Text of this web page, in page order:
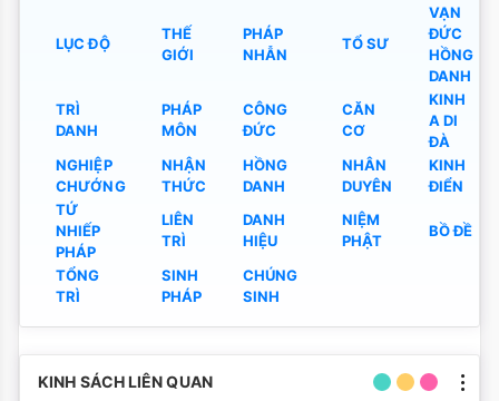
LỤC ĐỘ
THẾ
GIỚI
PHÁP
NHẪN
TỔ SƯ
VẠN
ĐỨC
HỒNG
DANH
TRÌ
DANH
PHÁP
MÔN
CÔNG
ĐỨC
CĂN
CƠ
KINH
A DI
ĐÀ
NGHIỆP
CHƯỚNG
NHẬN
THỨC
HỒNG
DANH
NHÂN
DUYÊN
KINH
ĐIỂN
TỨ
NHIẾP
PHÁP
LIÊN
TRÌ
DANH
HIỆU
NIỆM
PHẬT
BỒ ĐỀ
TỔNG
TRÌ
SINH
PHÁP
CHÚNG
SINH
KINH SÁCH LIÊN QUAN